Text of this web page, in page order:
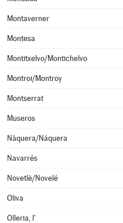
Montaverner
Montesa
Montitxelvo/Montichelvo
Montroi/Montroy
Montserrat
Museros
Nàquera/Náquera
Navarrés
Novetlè/Novelé
Oliva
Olleria, l'